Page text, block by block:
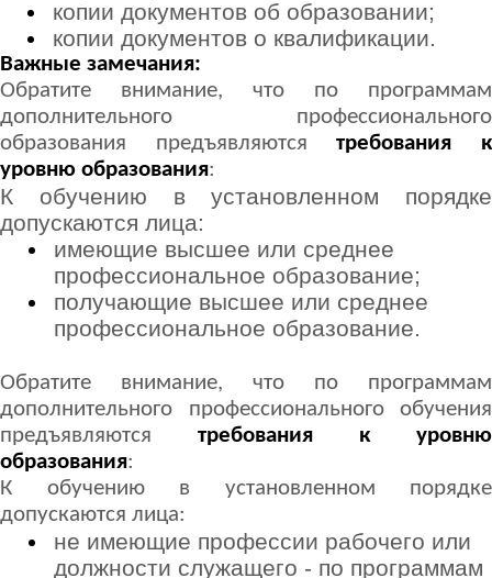
копии документов об образовании;
копии документов о квалификации.
Важные замечания:
Обратите внимание, что по программам
дополнительного профессионального
образования предъявляютсятребования к
уровню образования:
К обучению в установленном порядке
допускаются лица:
имеющие высшее или среднее
профессиональное образование;
получающие высшее или среднее
профессиональное образование.
Обратите внимание, что по программам
дополнительного профессионального обучения
предъявляются требования к уровню
образования:
К обучению в установленном порядке
допускаются лица:
не имеющие профессии рабочего или
должности служащего - по программам